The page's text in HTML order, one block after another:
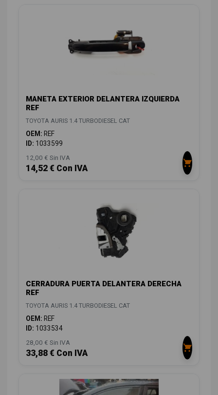
MANETA EXTERIOR DELANTERA IZQUIERDA
REF
TOYOTA AURIS 1.4 TURBODIESEL CAT
OEM: REF
ID: 1033599
12,00 € Sin IVA
14,52 € Con IVA
CERRADURA PUERTA DELANTERA DERECHA
REF
TOYOTA AURIS 1.4 TURBODIESEL CAT
OEM: REF
ID: 1033534
28,00 € Sin IVA
33,88 € Con IVA